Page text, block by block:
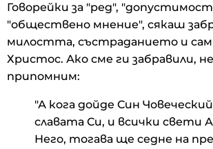
Говорейки за "ред",
"обществено мнение", сякаш
милостта, състраданието и
Христос. Ако сме ги забравили,
припомним:
"А кога дойде Син
славата Си, и всички свети
Него, тогава ще седне на